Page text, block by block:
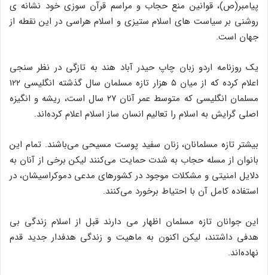
پیامبر(ص)، قوانین منع حجاب و مراسم قرآن سوزی خود نشانه ی
روشنی بر سیاست های اسلام ستیزی و اسلام هراسی در این نقطه از
جهان است.
یک روزنامه اردو زبان چاپ حیدر آباد هند به تازگی در نظر سنجی
اعلام کرده که از میان ۵ هزار تازه مسلمان سال گذشته انگلیسی ۱۲۲
مسلمان انگلیسی که متوسط عمر آنان ۲۷ سال است، ریشه و انگیزه
اصلی گرایش به اسلام را تعالیم انسان ساز اسلام اعلام کرده‌اند.
بیشتر تازه مسلمانان، زنان سفید پوست مسیحی می‌باشند. تمام این
بانوان از مسله حجاب به شدت حمایت می‌کنند لیکن برخی از آنان به
دلایل امنیتی و مشکلات موجود در کشورهای مدعی دموکراسیشان، در
استفاده کامل آن با احتیاط برخورد می‌کنند.
این جوانان تازه مسلمان اظهار می دارند قبل از اسلام زندگی بی
هدفی داشتند، لیکن اکنون به ماهیت و زندگی هدفدار جدید قدم
نهاده‌اند.